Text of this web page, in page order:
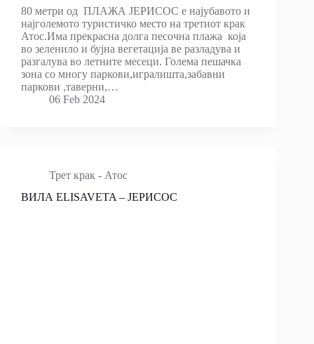
80 мeтри од ПЛАЖА ЈЕРИСОС е најубавото и
најголемото туристичко место на третиот крак
Атос.Има прекрасна долга песочна плажа која
во зеленило и бујна вегетација ве разладува и
разгалува во летните месеци. Голема пешачка
зона со многу паркови,игралишта,забавни
паркови ,таверни,…
06 Feb 2024
Трет крак - Атос
ВИЛА ELISAVETA – ЈЕРИСОС